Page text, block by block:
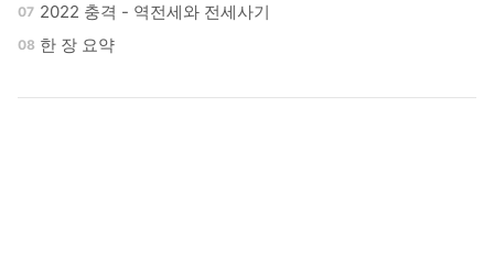
2022 충격 - 역전세와 전세사기
한 장 요약